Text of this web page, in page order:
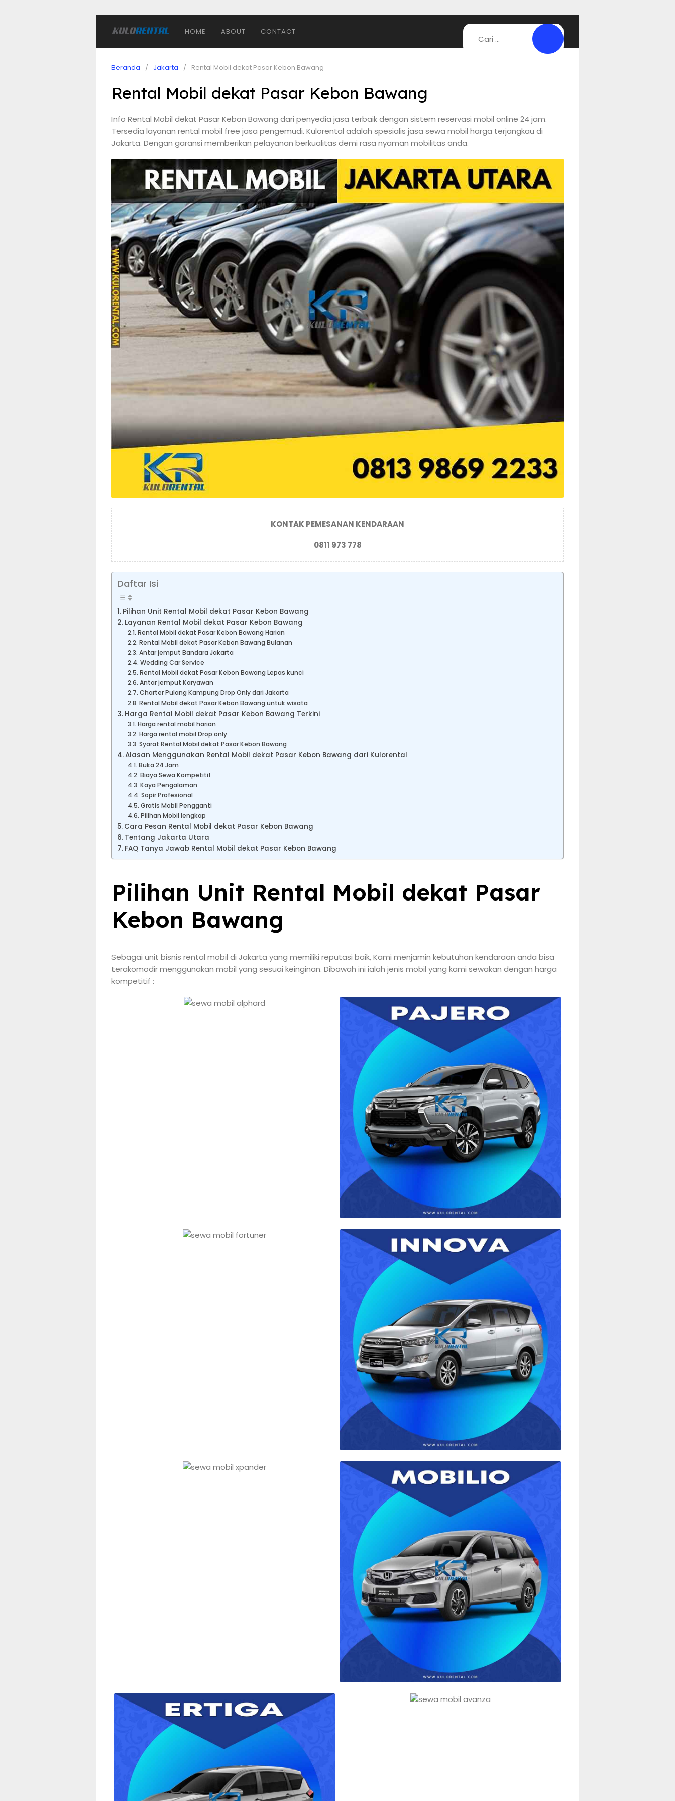
HOME ABOUT CONTACT
Beranda Jakarta Rental Mobil dekat Pasar Kebon Bawang
Rental Mobil dekat Pasar Kebon Bawang
Info Rental Mobil dekat Pasar Kebon Bawang dari penyedia jasa terbaik dengan sistem reservasi mobil online 24 jam.
Tersedia layanan rental mobil free jasa pengemudi. Kulorental adalah spesialis jasa sewa mobil harga terjangkau di
Jakarta. Dengan garansi memberikan pelayanan berkualitas demi rasa nyaman mobilitas anda.
KONTAK PEMESANAN KENDARAAN
0811 973 778
Daftar Isi
Pilihan Unit Rental Mobil dekat Pasar Kebon Bawang
Layanan Rental Mobil dekat Pasar Kebon Bawang
Rental Mobil dekat Pasar Kebon Bawang Harian
Rental Mobil dekat Pasar Kebon Bawang Bulanan
Antar jemput Bandara Jakarta
Wedding Car Service
Rental Mobil dekat Pasar Kebon Bawang Lepas kunci
Antar jemput Karyawan
Charter Pulang Kampung Drop Only dari Jakarta
Rental Mobil dekat Pasar Kebon Bawang untuk wisata
Harga Rental Mobil dekat Pasar Kebon Bawang Terkini
Harga rental mobil harian
Harga rental mobil Drop only
Syarat Rental Mobil dekat Pasar Kebon Bawang
Alasan Menggunakan Rental Mobil dekat Pasar Kebon Bawang dari Kulorental
Buka 24 Jam
Biaya Sewa Kompetitif
Kaya Pengalaman
Sopir Profesional
Gratis Mobil Pengganti
Pilihan Mobil lengkap
Cara Pesan Rental Mobil dekat Pasar Kebon Bawang
Tentang Jakarta Utara
FAQ Tanya Jawab Rental Mobil dekat Pasar Kebon Bawang
Pilihan Unit Rental Mobil dekat Pasar
Kebon Bawang
Sebagai unit bisnis rental mobil di Jakarta yang memiliki reputasi baik, Kami menjamin kebutuhan kendaraan anda bisa
terakomodir menggunakan mobil yang sesuai keinginan. Dibawah ini ialah jenis mobil yang kami sewakan dengan harga
kompetitif :